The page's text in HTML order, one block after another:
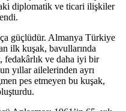
diplomatik ve ticari ilişkiler
güçlüdür. Almanya Türkiye
ilk kuşak, bavullarında
fedakârlık ve daha iyi bir
yıllar ailelerinden ayrı
pes etmeyen bu kuşak,